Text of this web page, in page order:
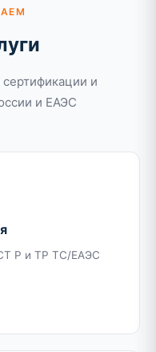
и
и ЕАЭС
Р и ТР ТС/ЕАЭС